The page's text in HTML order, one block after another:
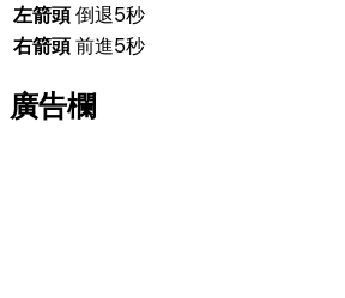
左箭頭倒退5秒
右箭頭前進5秒
廣告欄